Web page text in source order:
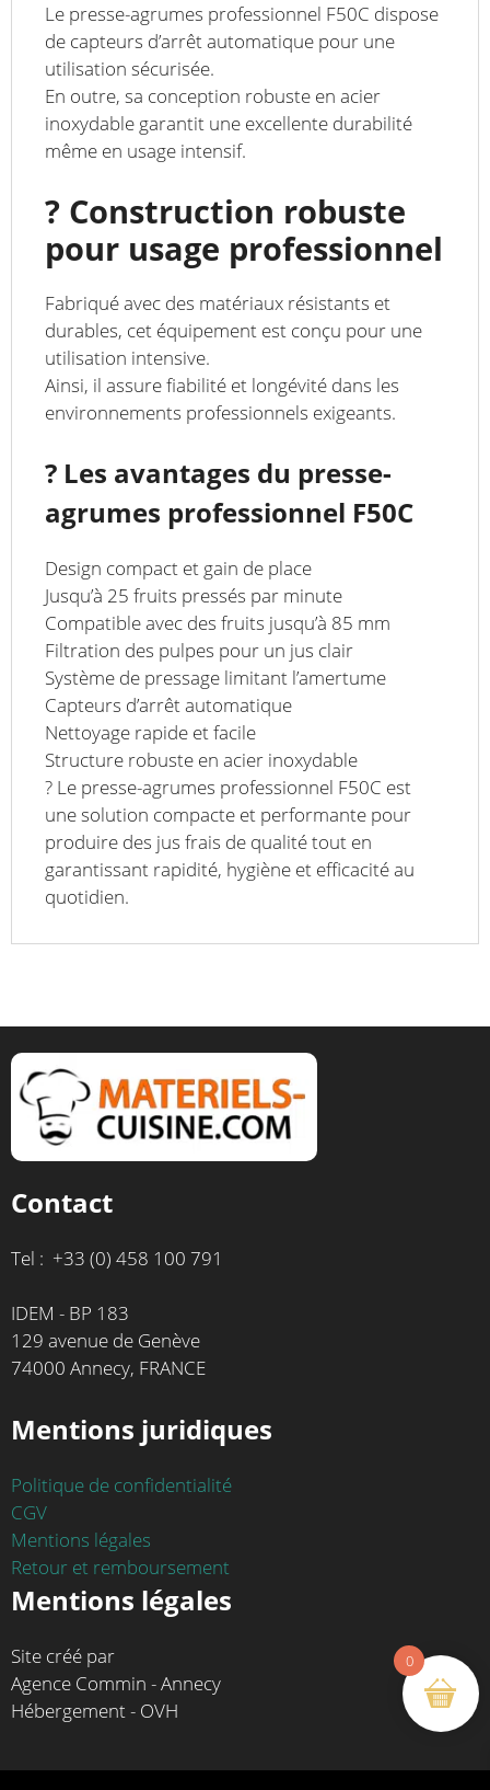
Le presse-agrumes professionnel F50C dispose
de capteurs d’arrêt automatique pour une
utilisation sécurisée.
En outre, sa conception robuste en acier
inoxydable garantit une excellente durabilité
même en usage intensif.
?️ Construction robuste
pour usage professionnel
Fabriqué avec des matériaux résistants et
durables, cet équipement est conçu pour une
utilisation intensive.
Ainsi, il assure fiabilité et longévité dans les
environnements professionnels exigeants.
? Les avantages du presse-
agrumes professionnel F50C
Design compact et gain de place
Jusqu’à 25 fruits pressés par minute
Compatible avec des fruits jusqu’à 85 mm
Filtration des pulpes pour un jus clair
Système de pressage limitant l’amertume
Capteurs d’arrêt automatique
Nettoyage rapide et facile
Structure robuste en acier inoxydable
? Le presse-agrumes professionnel F50C est
une solution compacte et performante pour
produire des jus frais de qualité tout en
garantissant rapidité, hygiène et efficacité au
quotidien.
Contact
Tel : +33 (0) 458 100 791
IDEM - BP 183
129 avenue de Genève
74000 Annecy, FRANCE
Mentions juridiques
Politique de confidentialité
CGV
Mentions légales
Retour et remboursement
Mentions légales
Site créé par
Agence Commin - Annecy
Hébergement - OVH
0